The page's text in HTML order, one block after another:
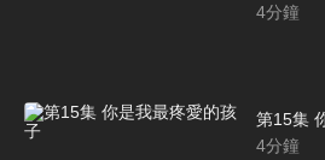
4分鐘
第15集
4分鐘